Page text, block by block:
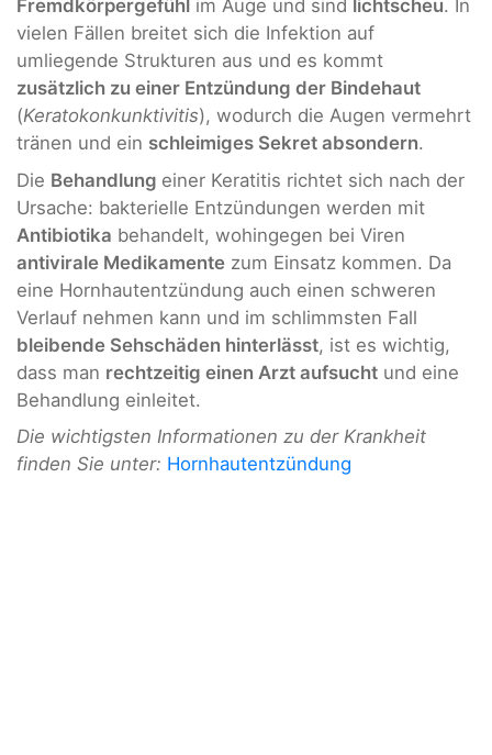
Fremdkörpergefühl im Auge und sind lichtscheu. In
vielen Fällen breitet sich die Infektion auf
umliegende Strukturen aus und es kommt
zusätzlich zu einer Entzündung der Bindehaut
(Keratokonkunktivitis), wodurch die Augen vermehrt
tränen und ein schleimiges Sekret absondern.
Die Behandlung einer Keratitis richtet sich nach der
Ursache: bakterielle Entzündungen werden mit
Antibiotika behandelt, wohingegen bei Viren
antivirale Medikamente zum Einsatz kommen. Da
eine Hornhautentzündung auch einen schweren
Verlauf nehmen kann und im schlimmsten Fall
bleibende Sehschäden hinterlässt, ist es wichtig,
dass man rechtzeitig einen Arzt aufsucht und eine
Behandlung einleitet.
Die wichtigsten Informationen zu der Krankheit
finden Sie unter: Hornhautentzündung